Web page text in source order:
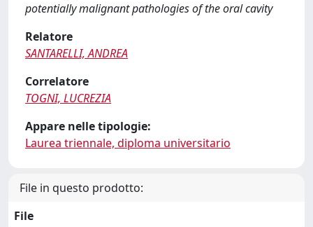
potentially malignant pathologies of the oral cavity
Relatore
SANTARELLI, ANDREA
Correlatore
TOGNI, LUCREZIA
Appare nelle tipologie:
Laurea triennale, diploma universitario
File in questo prodotto:
File